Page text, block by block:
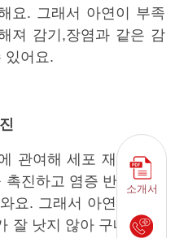
요. 그래서 아연이 부족
져 감기,장염과 같은 감
있어요.
관여해 세포 재생을 촉
진하고 염증 반응을 조
요. 그래서 아연이 부족
잘 낫지 않아 구내염, 위
소개서